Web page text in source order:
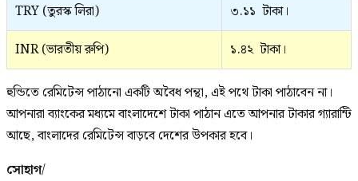
TRY (তুরস্ক লিরা)
৩.১১ টাকা।
INR (ভারতীয় রুপি)
১.৪২ টাকা।
হুন্ডিতে রেমিটেন্স পাঠানো একটি অবৈধ পন্থা, এই পথে টাকা পাঠাবেন না।
আপনারা ব্যাংকের মধ্যমে বাংলাদেশে টাকা পাঠান এতে আপনার টাকার গ্যারান্টি
আছে, বাংলাদের রেমিটেন্স বাড়বে দেশের উপকার হবে।
সোহাগ/